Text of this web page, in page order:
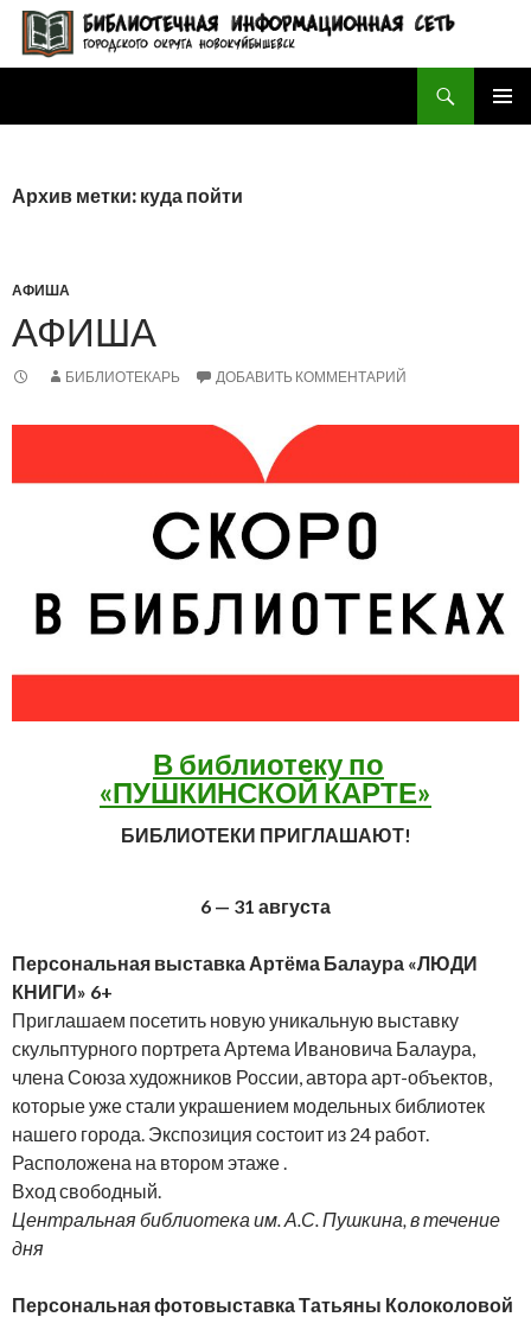
БИБЛИОТЕЧНАЯ ИНФОРМАЦИОННАЯ СЕТЬ городского округа Новокуйбышевск
Архив метки: куда пойти
АФИША
АФИША
БИБЛИОТЕКАРЬ ДОБАВИТЬ КОММЕНТАРИЙ
В библиотеку по
«ПУШКИНСКОЙ КАРТЕ»
БИБЛИОТЕКИ ПРИГЛАШАЮТ!
6 — 31 августа
Персональная выставка Артёма Балаура «ЛЮДИ
КНИГИ» 6+
Приглашаем посетить новую уникальную выставку
скульптурного портрета Артема Ивановича Балаура,
члена Союза художников России, автора арт-объектов,
которые уже стали украшением модельных библиотек
нашего города. Экспозиция состоит из 24 работ.
Расположена на втором этаже .
Вход свободный.
Центральная библиотека им. А.С. Пушкина, в течение
дня
Персональная фотовыставка Татьяны Колоколовой